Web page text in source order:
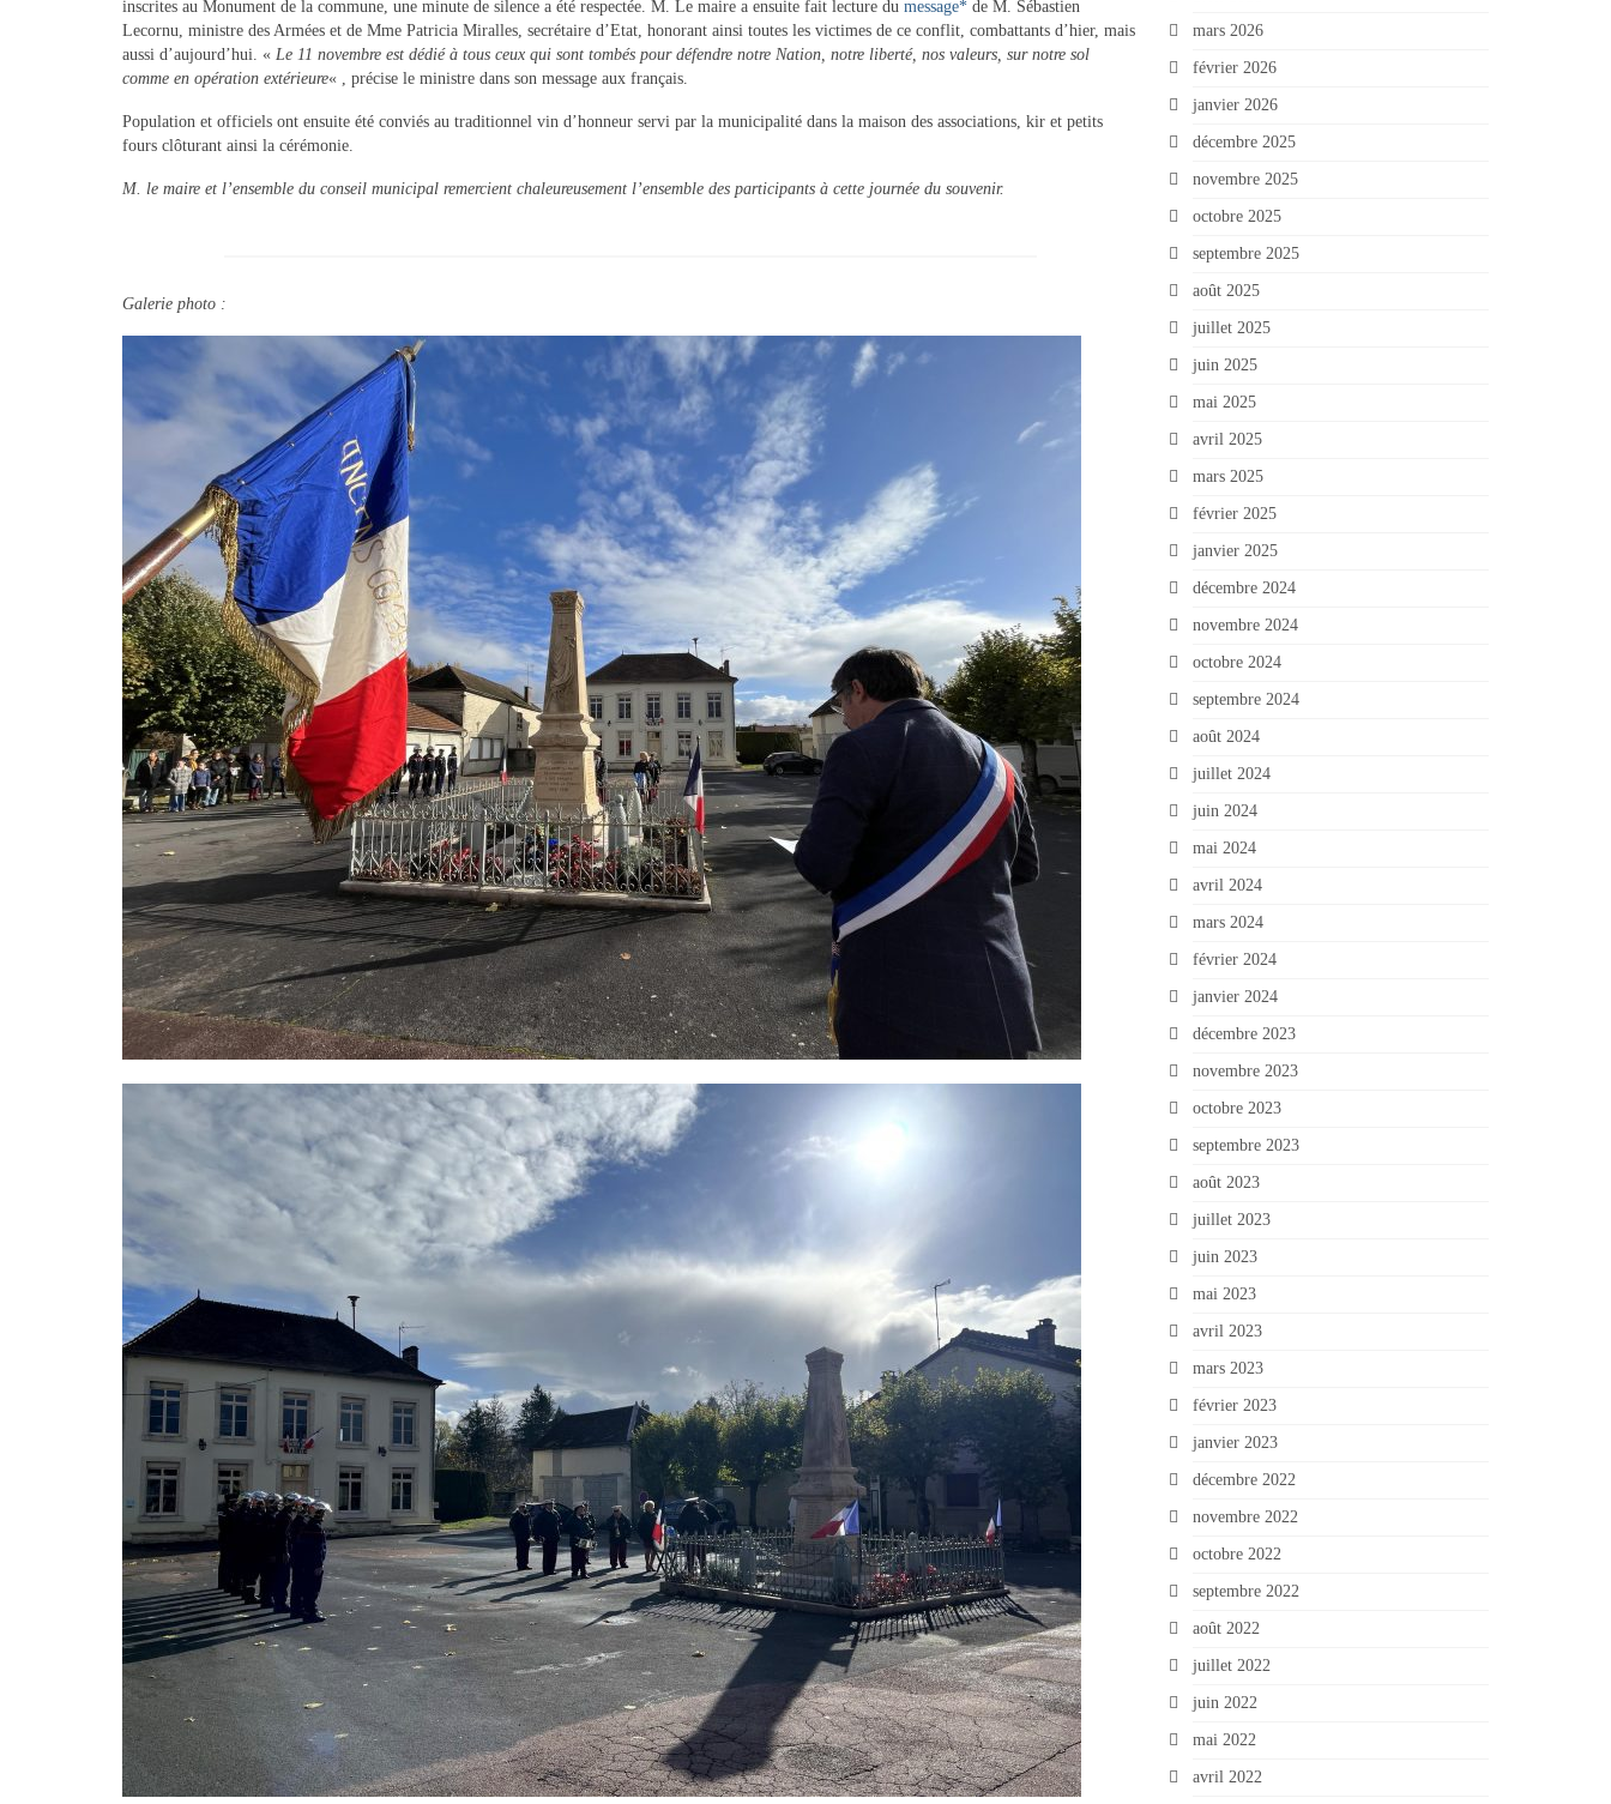
inscrites au Monument de la commune, une minute de silence a été respectée. M. Le maire a ensuite fait lecture du message* de M. Sébastien
Lecornu, ministre des Armées et de Mme Patricia Miralles, secrétaire d’Etat, honorant ainsi toutes les victimes de ce conflit, combattants d’hier, mais
aussi d’aujourd’hui. « Le 11 novembre est dédié à tous ceux qui sont tombés pour défendre notre Nation, notre liberté, nos valeurs, sur notre sol
comme en opération extérieure« , précise le ministre dans son message aux français.
Population et officiels ont ensuite été conviés au traditionnel vin d’honneur servi par la municipalité dans la maison des associations, kir et petits
fours clôturant ainsi la cérémonie.
M. le maire et l’ensemble du conseil municipal remercient chaleureusement l’ensemble des participants à cette journée du souvenir.
Galerie photo :
mars 2026
février 2026
janvier 2026
décembre 2025
novembre 2025
octobre 2025
septembre 2025
août 2025
juillet 2025
juin 2025
mai 2025
avril 2025
mars 2025
février 2025
janvier 2025
décembre 2024
novembre 2024
octobre 2024
septembre 2024
août 2024
juillet 2024
juin 2024
mai 2024
avril 2024
mars 2024
février 2024
janvier 2024
décembre 2023
novembre 2023
octobre 2023
septembre 2023
août 2023
juillet 2023
juin 2023
mai 2023
avril 2023
mars 2023
février 2023
janvier 2023
décembre 2022
novembre 2022
octobre 2022
septembre 2022
août 2022
juillet 2022
juin 2022
mai 2022
avril 2022